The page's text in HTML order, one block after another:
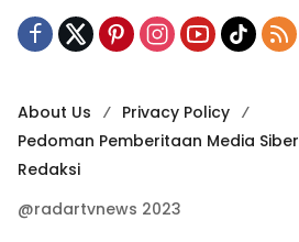
About Us
Privacy Policy
Pedoman Pemberitaan Media Siber
Redaksi
@radartvnews 2023